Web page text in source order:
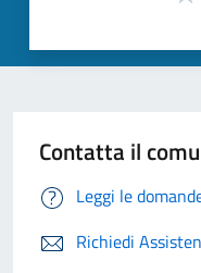
Contatta il
Leggi le
Richiedi